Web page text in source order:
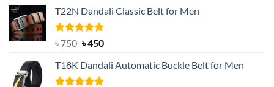
was:
৳ 2,000.
is:
T22N Dandali Classic Belt for Men
Rated5.00
৳750 Original
was:
৳ 750.
৳450Current
is:
৳ 450.
T18K Dandali Automatic Buckle Belt for Men